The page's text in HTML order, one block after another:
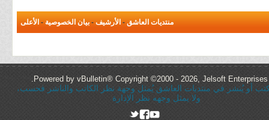
منتديات العاشق - الأرشيف - بيان الخصوصية - الأعلى
Powered by vBulletin® Copyright ©2000 - 2026, Jelsoft Enterprises
أو يُنشر في منتديات العاشق يُمثل وجهة نظر الكاتب والناشر فحسب،
ولا يمثل وجهه نظر الإدارة